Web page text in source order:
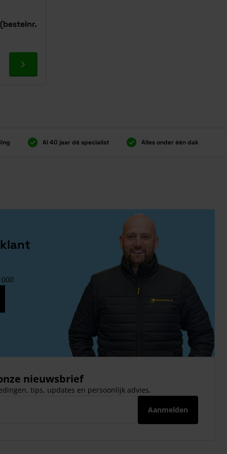
Ga naar product
Al 40 jaar dé specialist
Alles onder één dak
nieuwsbrief
tips, updates en persoonlijk advies.
Aanmelden